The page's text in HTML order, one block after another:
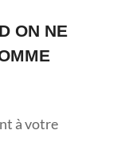
ON NE
à votre